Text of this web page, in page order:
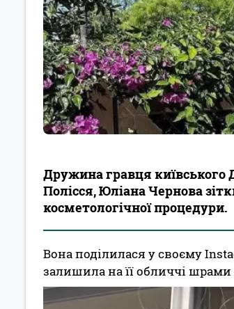
Дружина гравця київського
Полісся, Юліана Чернова
косметологічної процедури.
Вона поділилася у своєму
залишила на її обличчі шрами